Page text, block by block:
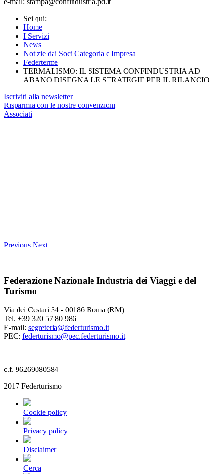
Sei qui:
Home
I Servizi
News
Notizie dai Soci Categoria e Impresa
Federterme
TERMALISMO: IL SISTEMA CONFINDUSTRIA AD
ABANO DISEGNA LE STRATEGIE PER IL RILANCIO
Iscriviti alla newsletter
Risparmia con le nostre convenzioni
Associati
Previous Next
Federazione Nazionale Industria dei Viaggi e del
Turismo
Via dei Cestari 34 - 00186 Roma (RM)
Tel. +39 320 57 80 986
E-mail: segreteria@federturismo.it
PEC: federturismo@pec.federturismo.it
c.f. 96269080584
2017 Federturismo
Cookie policy
Privacy policy
Disclaimer
Cerca